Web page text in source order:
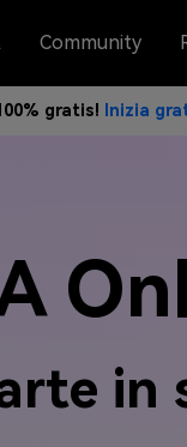
Community
gratis! Inizia
in